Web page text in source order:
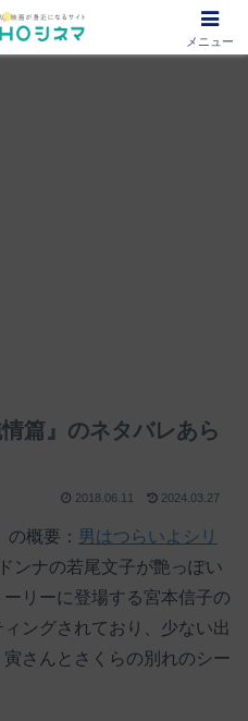
画図書館『MIHOシネマ』
篇』のネタバレあら
2018.06.11 2024.03.27
概要： 男はつらいよシリ
ンナの若尾文子が艶っぽい
リーに登場する宮本信子の
ングされており、少ない出
さんとさくらの別れのシー
メニュー